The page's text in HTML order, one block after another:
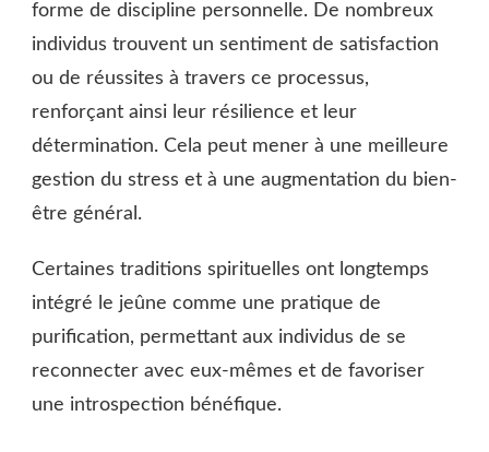
forme de discipline personnelle. De nombreux
individus trouvent un sentiment de satisfaction
ou de réussites à travers ce processus,
renforçant ainsi leur résilience et leur
détermination. Cela peut mener à une meilleure
gestion du stress et à une augmentation du bien-
être général.
Certaines traditions spirituelles ont longtemps
intégré le jeûne comme une pratique de
purification, permettant aux individus de se
reconnecter avec eux-mêmes et de favoriser
une introspection bénéfique.